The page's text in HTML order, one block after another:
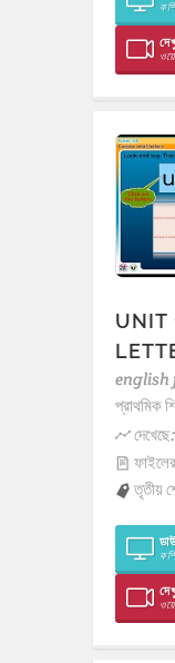
UNIT
english
প্রাথমিক
তৃতীয়